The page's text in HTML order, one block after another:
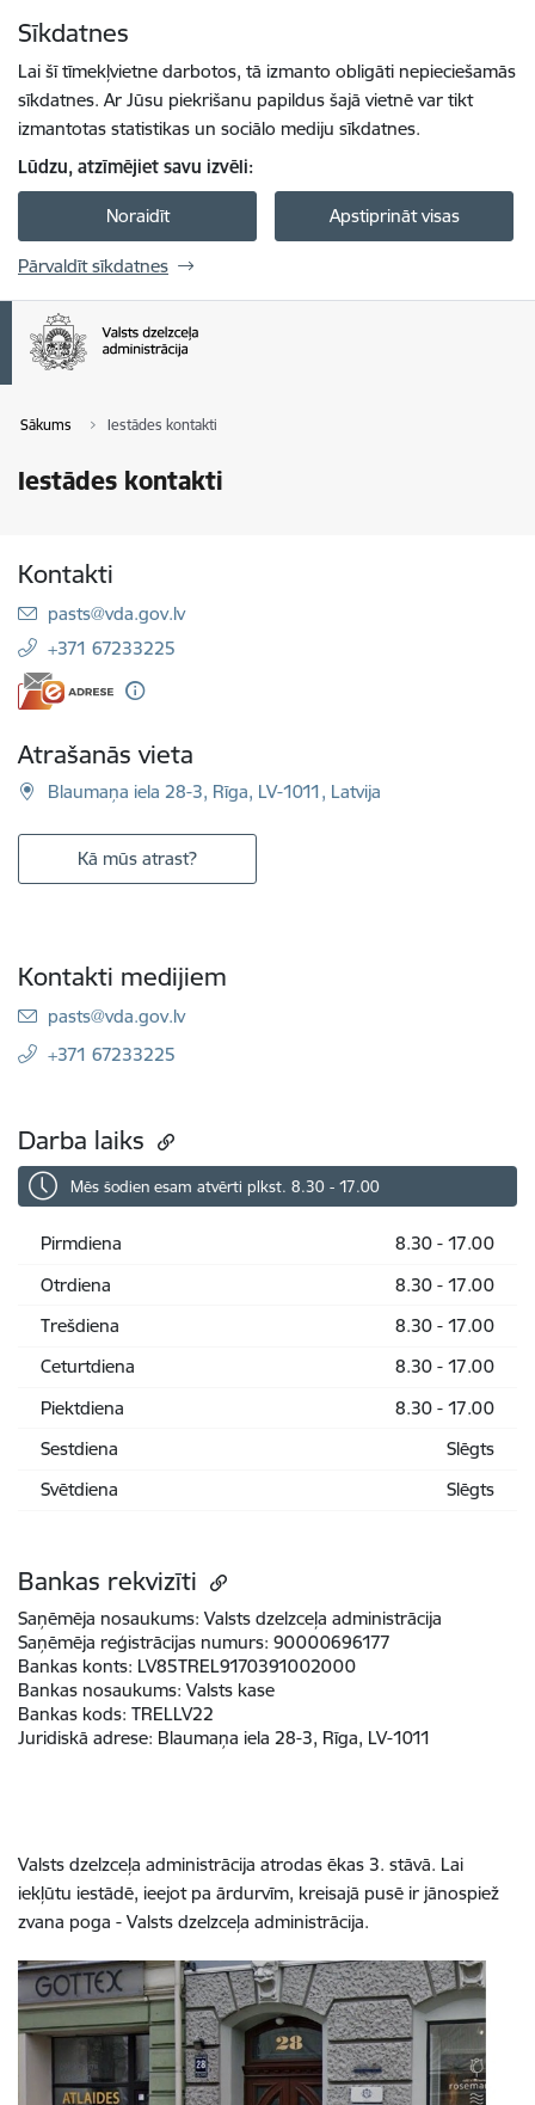
Sīkdatnes
Lai šī tīmekļvietne darbotos, tā izmanto obligāti nepieciešamās
sīkdatnes. Ar Jūsu piekrišanu papildus šajā vietnē var tikt
izmantotas statistikas un sociālo mediju sīkdatnes.
Lūdzu, atzīmējiet savu izvēli:
Noraidīt Apstiprināt visas
Pārvaldīt sīkdatnes
Sākums Iestādes kontakti
Iestādes kontakti
Kontakti
E-pasts:
pasts@vda.gov.lv
+371 67233225
Atrašanās vieta
Blaumaņa iela 28-3, Rīga, LV-1011, Latvija
Kā mūs atrast?
Kontakti medijiem
E-pasts:
pasts@vda.gov.lv
+371 67233225
Darba laiks
Mēs šodien esam atvērti plkst. 8.30 - 17.00
Pirmdiena
8.30 - 17.00
Otrdiena
8.30 - 17.00
Trešdiena
8.30 - 17.00
Ceturtdiena
8.30 - 17.00
Piektdiena
8.30 - 17.00
Sestdiena
Slēgts
Svētdiena
Slēgts
Bankas rekvizīti
Saņēmēja nosaukums: Valsts dzelzceļa administrācija
Saņēmēja reģistrācijas numurs: 90000696177
Bankas konts: LV85TREL9170391002000
Bankas nosaukums: Valsts kase
Bankas kods: TRELLV22
Juridiskā adrese: Blaumaņa iela 28-3, Rīga, LV-1011
Valsts dzelzceļa administrācija atrodas ēkas 3. stāvā. Lai
iekļūtu iestādē, ieejot pa ārdurvīm, kreisajā pusē ir jānospiež
zvana poga - Valsts dzelzceļa administrācija.